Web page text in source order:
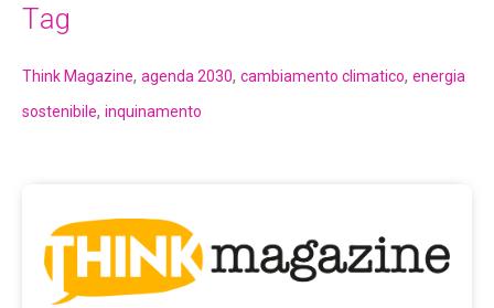
Tag
Think Magazine, agenda 2030, cambiamento climatico, energia
sostenibile, inquinamento